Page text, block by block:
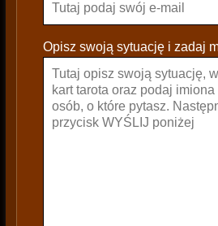
e
a
Opisz swoją sytuację i zadaj